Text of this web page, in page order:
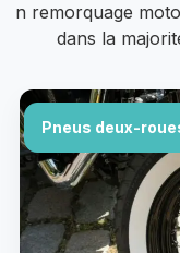
n remorquage
dans la
Pneus deux-